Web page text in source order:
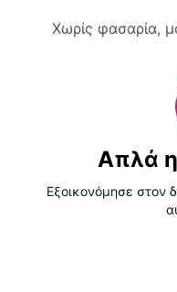
Χωρίς φασαρία,
Απλά
Εξοικονόμησε στον